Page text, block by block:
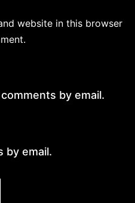
website in this browser
by email.
by email.